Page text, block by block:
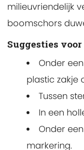
milieuvriendelijk
boomschors
Suggesties
Onder
plastic zakje
Tussen
In een
Onder
markering.